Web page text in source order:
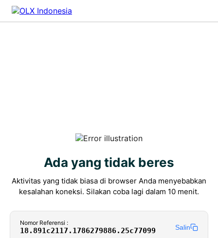
Ada yang tidak beres
Aktivitas yang tidak biasa di browser Anda menyebabkan
kesalahan koneksi. Silakan coba lagi dalam 10 menit.
Nomor Referensi :
18.891c2117.1786279886.25c77099 Salin